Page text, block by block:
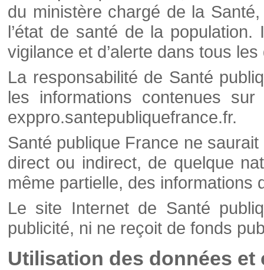
du ministère chargé de la
l’état de santé de la
vigilance et d’alerte dans tous
La responsabilité de Santé
les informations contenues
exppro.santepubliquefrance.fr.
Santé publique France ne
direct ou indirect, de quelque
même partielle, des informations
Le site Internet de Santé
publicité, ni ne reçoit de fonds
Utilisation des données et